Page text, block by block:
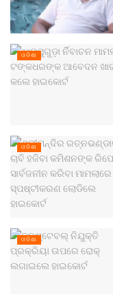
ଓଡିଶା
ଓଡିଶା
ଓଡିଶା